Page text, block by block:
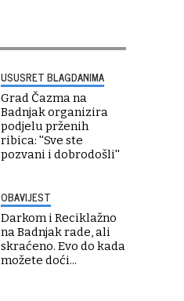
USUSRET BLAGDANIMA
Grad Čazma na
Badnjak organizira
podjelu prženih
ribica: ''Sve ste
pozvani i dobrodošli''
OBAVIJEST
Darkom i Reciklažno
na Badnjak rade, ali
skraćeno. Evo do kada
možete doći...